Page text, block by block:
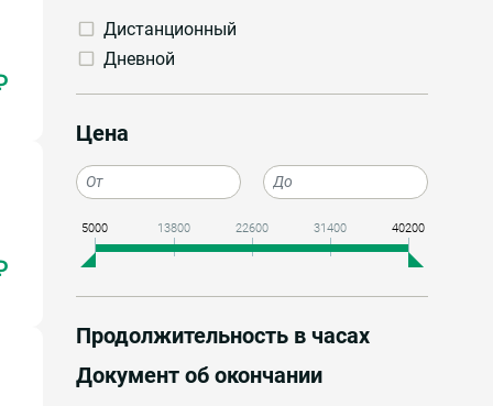
Дистанционный
Дневной
Цена
5000 13800 22600 31400 40200
Продолжительность в часах
Документ об окончании